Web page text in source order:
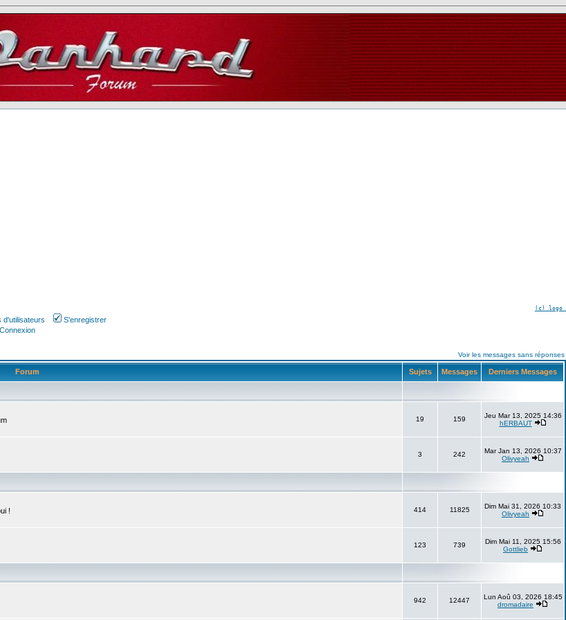
(c) logo
d'utilisateurs
S'enregistrer
Connexion
Voir les messages sans réponses
Forum Sujets Messages Derniers Messages
19 159
Jeu Mar 13, 2025 14:36
hERBAUT
3 242
Mar Jan 13, 2026 10:37
Olivyeah
! 414 11825
Dim Mai 31, 2026 10:33
Olivyeah
123 739
Dim Mai 11, 2025 15:56
Gottlieb
942 12447
Lun Aoû 03, 2026 18:45
dromadaire